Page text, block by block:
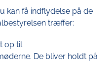
kan få indflydelse på de
træffer:
op til
De bliver holdt på